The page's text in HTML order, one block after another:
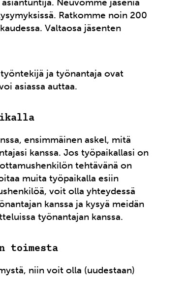
Neuvomme jäseniä
Ratkomme noin 200
Valtaosa jäsenten
ja työnantaja ovat
asiassa auttaa.
ensimmäinen askel, mitä
kanssa. Jos työpaikallasi on
tehtävänä on
muita työpaikalla esiin
voit olla yhteydessä
kanssa ja kysyä meidän
työnantajan kanssa.
toimesta
niin voit olla (uudestaan)